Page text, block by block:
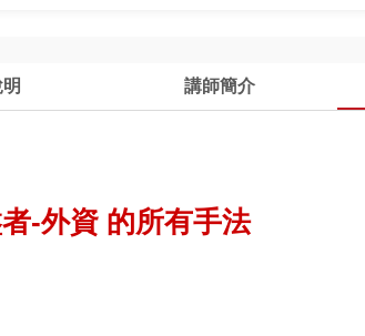
講師簡介
-外資 的所有手法